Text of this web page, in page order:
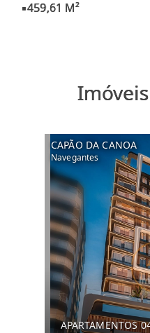
CAPÃO DA CANOA
Navegantes
APARTAMENTOS